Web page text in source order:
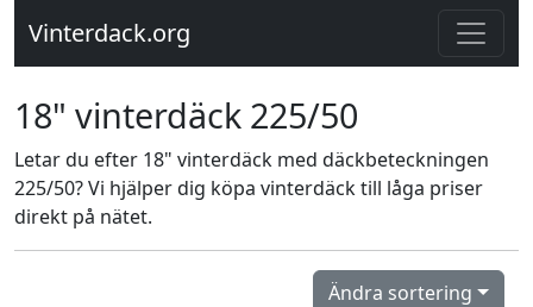
Vinterdack.org
18" vinterdäck 225/50
Letar du efter 18" vinterdäck med däckbeteckningen
225/50? Vi hjälper dig köpa vinterdäck till låga priser
direkt på nätet.
Ändra sortering